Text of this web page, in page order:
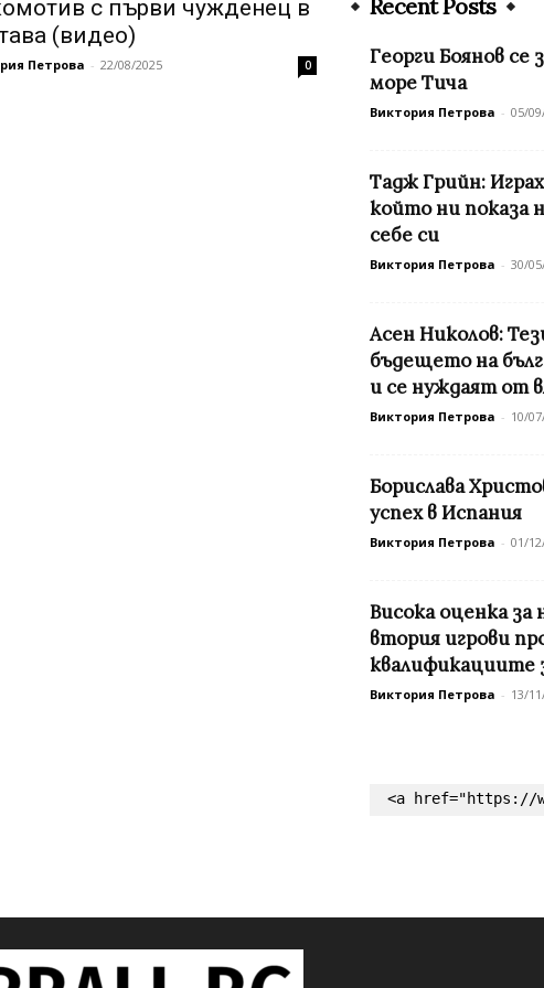
с първи чужденец в
(видео)
Петрова - 22/08/2025 0
Recent Posts
Георги Боянов се
море Тича
Виктория Петрова - 05/
Тадж Грийн:
който ни показа
себе си
Виктория Петрова - 30/
Асен Николов:
бъдещето на
и се нуждаят от
Виктория Петрова - 10/
Борислава
успех в Испания
Виктория Петрова - 01/
Висока оценка за
втория игрови
квалификациите
Виктория Петрова - 13/
<a href="https://